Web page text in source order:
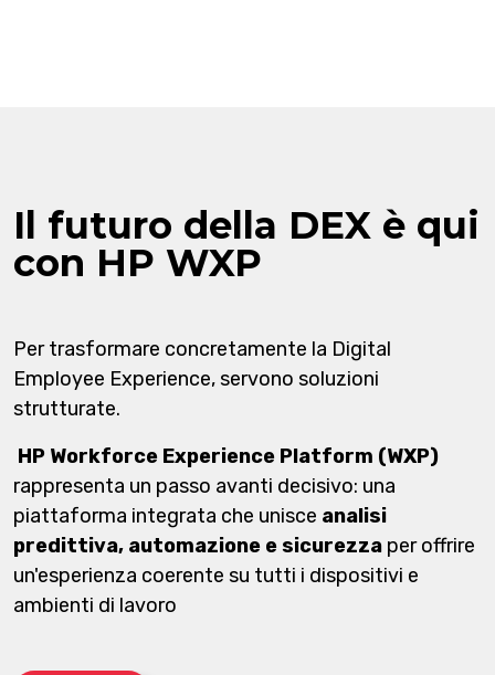
Il futuro della DEX è qui
con HP WXP
Per trasformare concretamente la Digital
Employee Experience, servono soluzioni
strutturate.
HP Workforce Experience Platform (WXP)
rappresenta un passo avanti decisivo: una
piattaforma integrata che unisce analisi
predittiva, automazione e sicurezza per offrire
un'esperienza coerente su tutti i dispositivi e
ambienti di lavoro